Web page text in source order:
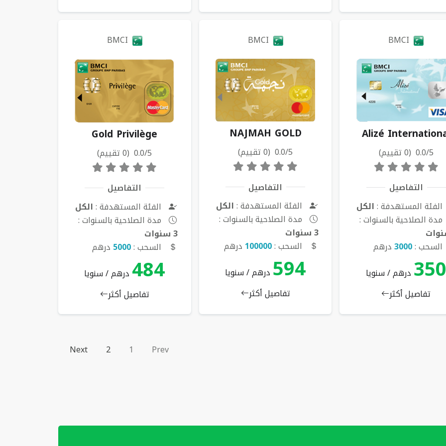
BMCI
Alizé
0.0/5 (0 تقييم)
التفاصيل
الفئة المستهدفة :الكل
مدة الصلاحية بالسنوات :
السحب :3000درهم
350 درهم / سنويا
تفاصيل أكثر
BMCI
NAJMAH GOLD
0.0/5 (0 تقييم)
التفاصيل
الفئة المستهدفة :الكل
مدة الصلاحية بالسنوات :
3 سنوات
السحب :100000 درهم
594 درهم / سنويا
تفاصيل أكثر
BMCI
Gold Privilège
0.0/5 (0 تقييم)
التفاصيل
الفئة المستهدفة :الكل
مدة الصلاحية بالسنوات :
3 سنوات
السحب :5000 درهم
484 درهم / سنويا
تفاصيل أكثر
Prev
1
2
Next